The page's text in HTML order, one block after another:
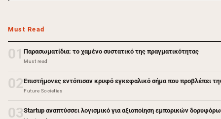
Must Read
01 Παρασωματίδια: το χαμένο συστατικό της πραγματικότητας
Must read
02Επιστήμονες εντόπισαν κρυφό εγκεφαλικό σήμα που προβλέπει
Future Societies
03Startup αναπτύσσει λογισμικό για αξιοποίηση εμπορικών